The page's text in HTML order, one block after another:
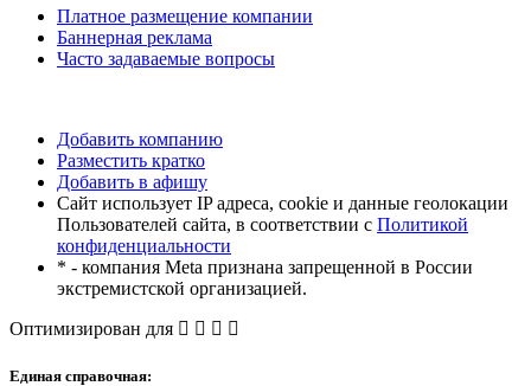
Платное размещение компании
Баннерная реклама
Часто задаваемые вопросы
Добавить компанию
Разместить кратко
Добавить в афишу
Сайт использует IP адреса, cookie и данные геолокации
Пользователей сайта, в соответствии с Политикой
конфиденциальности
* - компания Meta признана запрещенной в России
экстремистской организацией.
Оптимизирован для
Единая справочная: